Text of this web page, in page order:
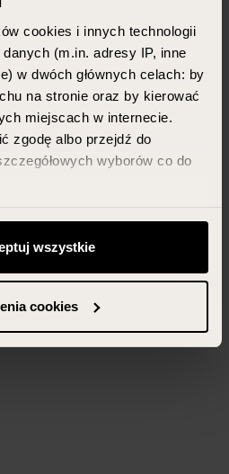
cookies i innych technologii
(m.in. adresy IP, inne
w dwóch głównych celach: by
na stronie oraz by kierować
miejscach w internecie.
zgodę albo przejdź do
wyborów co do
swoimi zgodami (w tym
wcześniej) klikając w
widoczny na samym dole
w zakładce „Szczegóły”
wszystkie
cookies